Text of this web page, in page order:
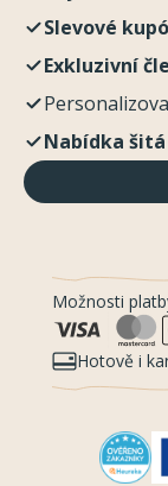
Slevové
Exkluzivní
Nabídka
Možnosti
Hotově i